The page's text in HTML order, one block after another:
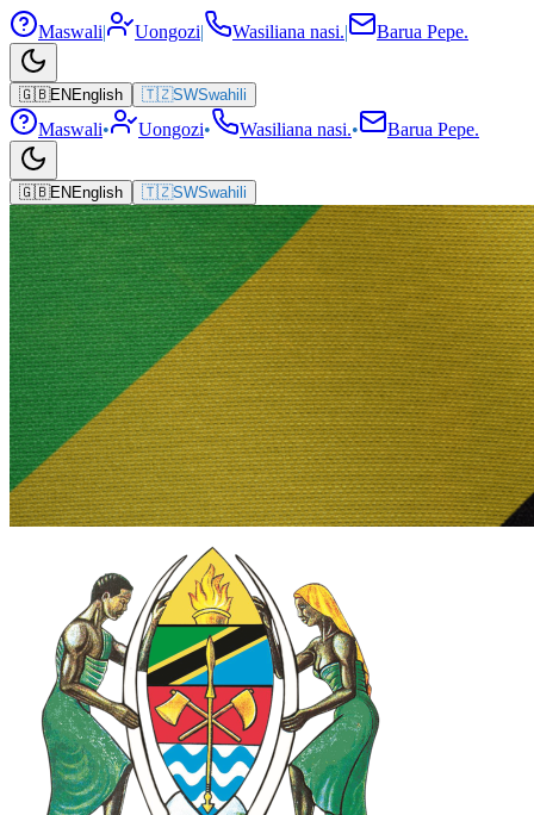
Maswali| Uongozi| Wasiliana nasi.| Barua Pepe.
🇬🇧EN English 🇹🇿SWSwahili
Maswali• Uongozi• Wasiliana nasi.• Barua Pepe.
🇬🇧EN English 🇹🇿SWSwahili